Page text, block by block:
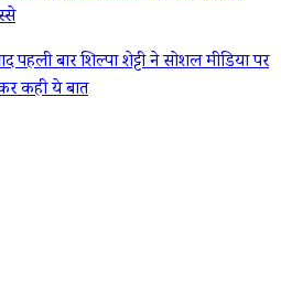
बार शिल्पा शेट्टी ने सोशल मीडिया पर
कही ये बात